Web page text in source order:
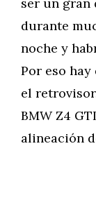
durante
noche y
Por eso
el
BMW Z4
alineación